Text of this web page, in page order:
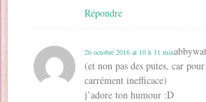
Répondre
26 octobre 2016 at 10 h 11 min
(et non pas des putes, car
carrément inefficace)
j’adore ton humour :D